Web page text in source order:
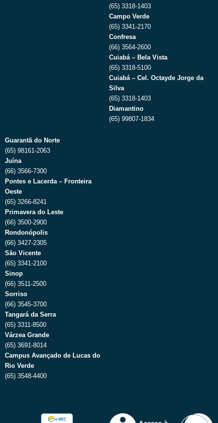
(65) 3318-1403
Campo Verde
(65) 3341-2170
Confresa
(66) 3564-2600
Cuiabá – Bela Vista
(65) 3318-5100
Cuiabá – Cel. Octayde Jorge da
Silva
(65) 3318-1403
Diamantino
(65) 99807-1834
Guarantã do Norte
(65) 98161-2063
Juína
(66) 3566-7300
Pontes e Lacerda – Fronteira
Oeste
(65) 3266-8241
Primavera do Leste
(66) 3500-2900
Rondonópolis
(66) 3427-2305
São Vicente
(65) 3341-2100
Sinop
(66) 3511-2500
Sorriso
(66) 3545-3700
Tangará da Serra
(65) 3311-8500
Várzea Grande
(65) 3691-8014
Campus Avançado de Lucas do
Rio Verde
(65) 3548-4400